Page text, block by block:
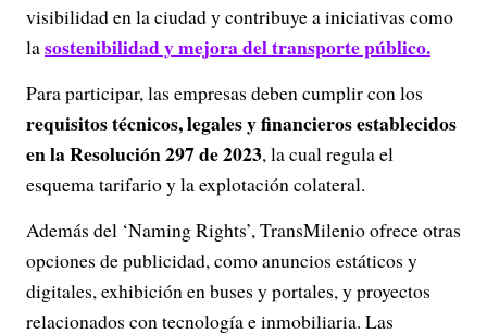
visibilidad en la ciudad y contribuye a iniciativas como
lasostenibilidad y mejora del transporte público.
Para participar, las empresas deben cumplir con los
requisitos técnicos, legales y financieros establecidos
en la Resolución 297 de 2023, la cual regula el
esquema tarifario y la explotación colateral.
Además del ‘Naming Rights’, TransMilenio ofrece otras
opciones de publicidad, como anuncios estáticos y
digitales, exhibición en buses y portales, y proyectos
relacionados con tecnología e inmobiliaria. Las